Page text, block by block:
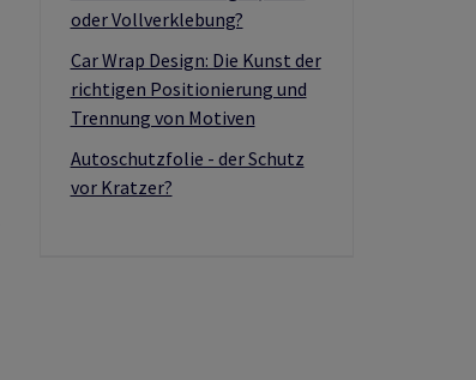
oder Vollverklebung?
Car Wrap Design: Die Kunst der
richtigen Positionierung und
Trennung von Motiven
Autoschutzfolie - der Schutz
vor Kratzer?